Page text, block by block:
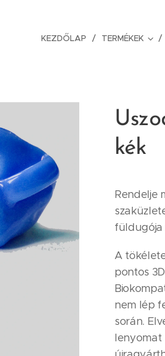
KEZDŐLAP TERMÉKEK
kék
Rendelje
füldugója
A
pontos
nem lép
során.
lenyomat